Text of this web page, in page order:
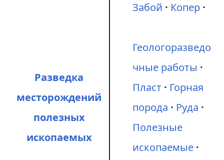
Забой
Копер
Разведка
месторождений
полезных
ископаемых
Геологоразведо
чные работы
Пласт
Горная
порода
Руда
Полезные
ископаемые